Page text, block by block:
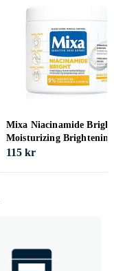
Mixa Niacinamide Bright
Moisturizing Brightening
Cream 400ml
115 kr